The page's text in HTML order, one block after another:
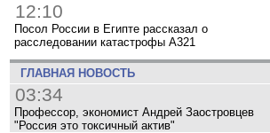
12:10
Посол России в Египте рассказал о
расследовании катастрофы A321
ГЛАВНАЯ НОВОСТЬ
03:34
Профессор, экономист Андрей Заостровцев
"Россия это токсичный актив"